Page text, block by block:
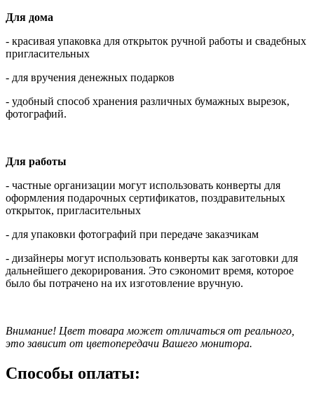
Для дома
- красивая упаковка для открыток ручной работы и свадебных
пригласительных
- для вручения денежных подарков
- удобный способ хранения различных бумажных вырезок,
фотографий.
Для работы
- частные организации могут использовать конверты для
оформления подарочных сертификатов, поздравительных
открыток, пригласительных
- для упаковки фотографий при передаче заказчикам
- дизайнеры могут использовать конверты как заготовки для
дальнейшего декорирования. Это сэкономит время, которое
было бы потрачено на их изготовление вручную.
Внимание! Цвет товара может отличаться от реального,
это зависит от цветопередачи Вашего монитора.
Способы оплаты: